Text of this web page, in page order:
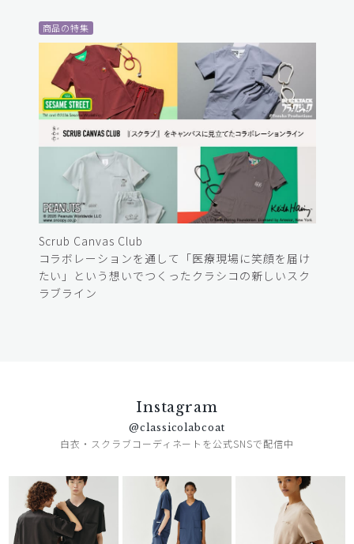
商品の特集
Scrub Canvas Club
コラボレーションを通して「医療現場に笑顔を届け
たい」という想いでつくったクラシコの新しいスク
ラブライン
Instagram
@classicolabcoat
白衣・スクラブコーディネートを公式SNSで配信中